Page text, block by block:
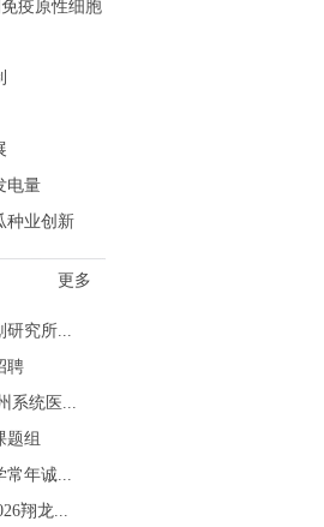
疫原性细胞
电量
种业创新
更多
研究所...
聘
系统医...
题组
常年诚...
翔龙...